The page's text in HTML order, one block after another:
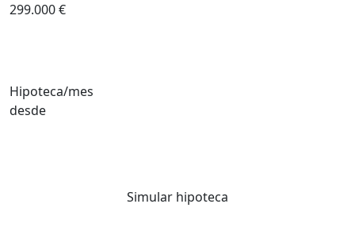
299.000 €
Hipoteca/mes
desde
Simular hipoteca